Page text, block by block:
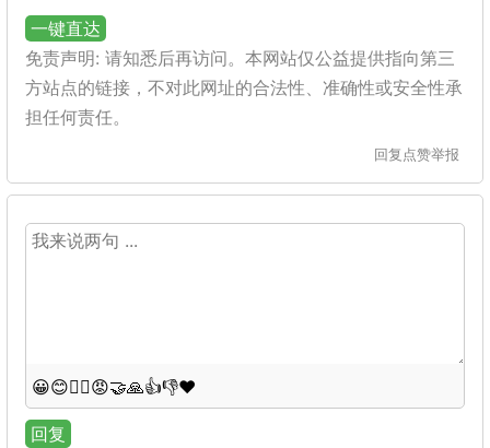
一键直达
免责声明: 请知悉后再访问。本网站仅公益提供指向第三
方站点的链接，不对此网址的合法性、准确性或安全性承
担任何责任。
回复 点赞举报
😀😊😵‍💫😡🤝🙏👍👎❤️
回复